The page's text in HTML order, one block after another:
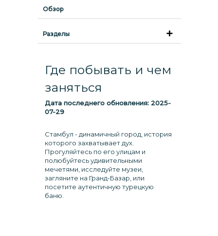
Обзор
Разделы
Где побывать и чем
заняться
Дата последнего обновления: 2025-
07-29
Стамбул - динамичный город, история
которого захватывает дух.
Прогуляйтесь по его улицам и
полюбуйтесь удивительными
мечетями, исследуйте музеи,
загляните на Гранд-Базар, или
посетите аутентичную турецкую
баню.